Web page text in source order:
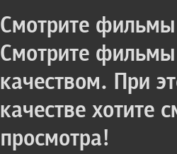
Смотрите
Смотрите
качеством. При
качестве хотите
просмотра!